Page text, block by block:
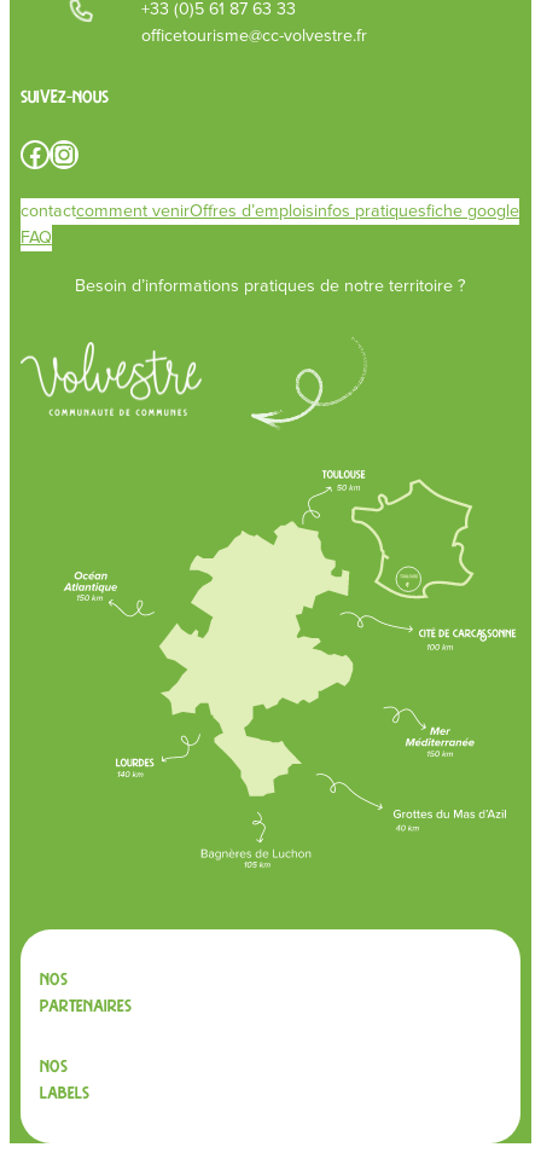
+33 (0)5 61 87 63 33
officetourisme@cc-volvestre.fr
Suivez-nous
Facebook Instagram
contactcomment venirOffres d’emploisinfos pratiquesfiche google
FAQ
Besoin d’informations pratiques de notre territoire ?
Nos
partenaires
Nos
labels